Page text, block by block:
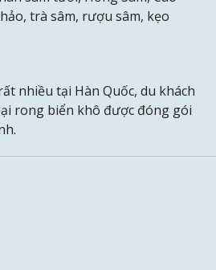
trà sâm, rượu sâm, kẹo
nhiều tại Hàn Quốc, du khách
rong biển khô được đóng gói